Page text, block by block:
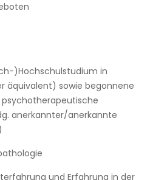
)Hochschulstudium in
äquivalent) sowie begonnene
anerkannter/anerkannte
und Erfahrung in der